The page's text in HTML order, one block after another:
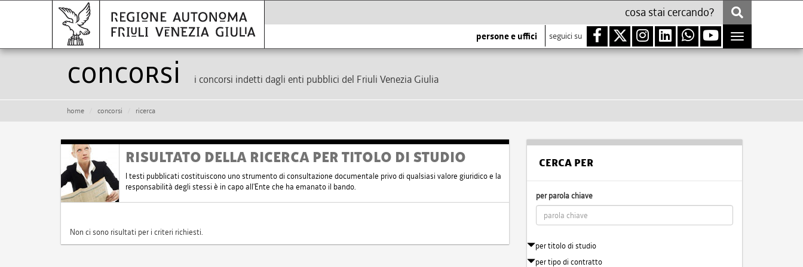
persone e uffici seguici su
Toggle
navigation
Concorsi i concorsi indetti dagli enti pubblici del Friuli Venezia Giulia
home concorsi ricerca
RISULTATO DELLA RICERCA PER TITOLO DI STUDIO
I testi pubblicati costituiscono uno strumento di consultazione documentale privo di qualsiasi valore giuridico e la
responsabilità degli stessi è in capo all'Ente che ha emanato il bando.
Non ci sono risultati per i criteri richiesti.
CERCA PER
per parola chiave
per titolo di studio
per tipo di contratto